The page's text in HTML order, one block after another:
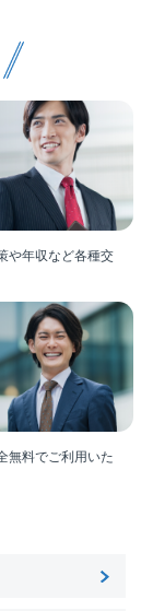
や年収など各種交
無料でご利用いた